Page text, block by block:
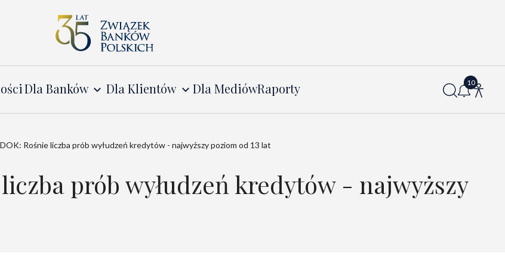
Dla Banków Dla Klientów Dla MediówRaporty
Rośnie liczba prób wyłudzeń kredytów - najwyższy poziom od 13 lat
prób wyłudzeń kredytów - najwyższy